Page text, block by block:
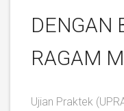
DENGAN
RAGAM
Ujian Praktek